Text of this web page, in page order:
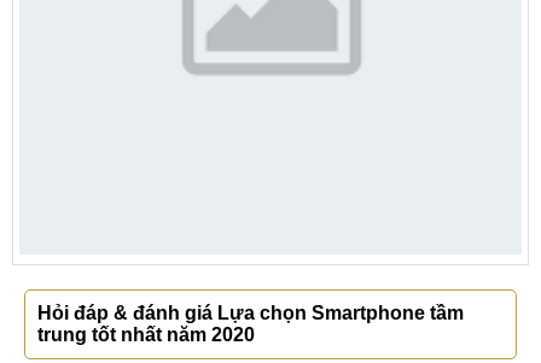
Hỏi đáp & đánh giá Lựa chọn Smartphone tầm
trung tốt nhất năm 2020